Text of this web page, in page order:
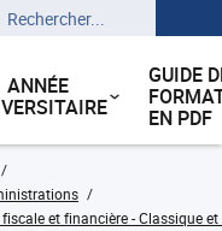
ANNÉE
GUIDE
EN PDF
et financière - Classique